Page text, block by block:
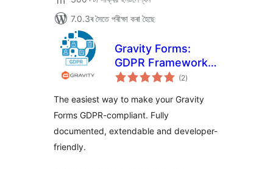
7.0.3ৰ সৈতে পৰীক্ষা কৰা হৈছে
Gravity Forms:
GDPR Framework
Add-On
(2টা
মুঠ)
The easiest way to make your Gravity
Forms GDPR-compliant. Fully
documented, extendable and developer-
friendly.